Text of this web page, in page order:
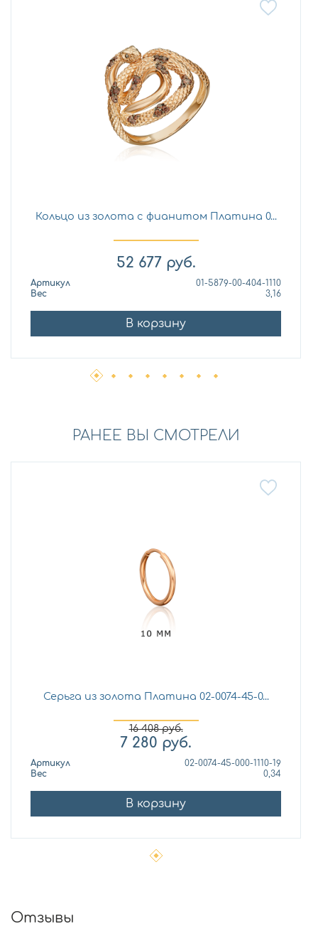
Кольцо из золота с фианитом Платина 0...
52 677 руб.
Артикул
01-5879-00-404-1110
Вес
3,16
В корзину
РАНЕЕ ВЫ СМОТРЕЛИ
Серьга из золота Платина 02-0074-45-0...
16 408руб.
7 280 руб.
Артикул
02-0074-45-000-1110-19
Вес
0,34
В корзину
Отзывы